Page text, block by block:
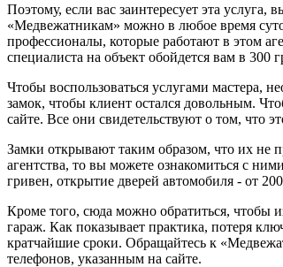
Поэтому, если вас заинтересует эта
«Медвежатникам» можно в любое время
профессионалы, которые работают в этом
специалиста на объект обойдется вам в 300
Чтобы воспользоваться услугами мастера,
замок, чтобы клиент остался довольным.
сайте. Все они свидетельствуют о том, что
Замки открывают таким образом, что их не
агентства, то вы можете ознакомиться с
гривен, открытие дверей автомобиля - от
Кроме того, сюда можно обратиться, чтобы
гараж. Как показывает практика, потеря
кратчайшие сроки. Обращайтесь к
телефонов, указанным на сайте.